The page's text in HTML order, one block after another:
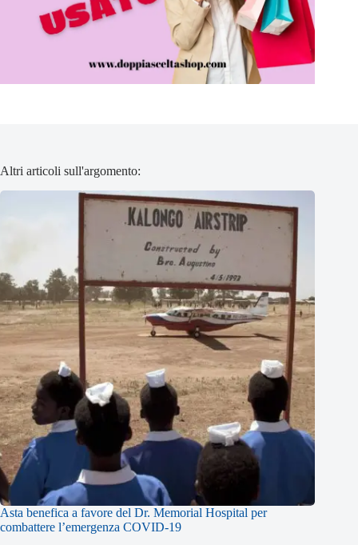
Altri articoli sull'argomento:
Asta benefica a favore del Dr. Memorial Hospital per
combattere l’emergenza COVID-19